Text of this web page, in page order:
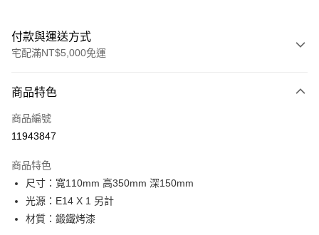
付款與運送方式
宅配滿NT$5,000免運
信用卡一次付款
LINE Pay
街口支付
悠遊付
商品特色
商品編號
11943847
商品特色
尺寸：寬110mm 高350mm 深150mm
光源：E14 X 1 另計
材質：鍛鐵烤漆